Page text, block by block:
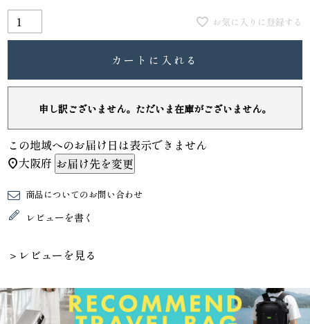
お気に入りに登録する
カートに入れる
申し訳ございません。ただいま在庫がございません。
この地域へのお届け日は表示できません
大阪府 お届け先を変更
商品についてのお問い合わせ
レビューを書く
＞レビューを見る